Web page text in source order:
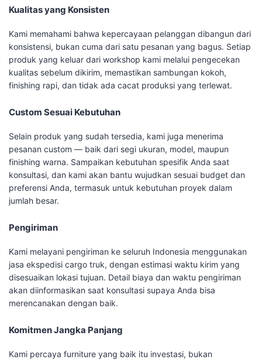
Kualitas yang Konsisten
Kami memahami bahwa kepercayaan pelanggan dibangun dari
konsistensi, bukan cuma dari satu pesanan yang bagus. Setiap
produk yang keluar dari workshop kami melalui pengecekan
kualitas sebelum dikirim, memastikan sambungan kokoh,
finishing rapi, dan tidak ada cacat produksi yang terlewat.
Custom Sesuai Kebutuhan
Selain produk yang sudah tersedia, kami juga menerima
pesanan custom — baik dari segi ukuran, model, maupun
finishing warna. Sampaikan kebutuhan spesifik Anda saat
konsultasi, dan kami akan bantu wujudkan sesuai budget dan
preferensi Anda, termasuk untuk kebutuhan proyek dalam
jumlah besar.
Pengiriman
Kami melayani pengiriman ke seluruh Indonesia menggunakan
jasa ekspedisi cargo truk, dengan estimasi waktu kirim yang
disesuaikan lokasi tujuan. Detail biaya dan waktu pengiriman
akan diinformasikan saat konsultasi supaya Anda bisa
merencanakan dengan baik.
Komitmen Jangka Panjang
Kami percaya furniture yang baik itu investasi, bukan